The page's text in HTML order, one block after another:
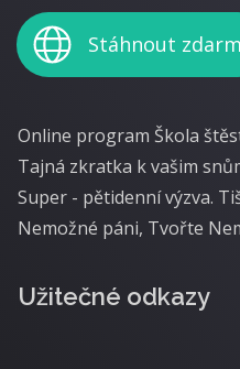
Stáhnout
Online program Škola
Tajná zkratka k vašim
Super - pětidenní výzva.
Nemožné páni, Tvořte
Užitečné odkazy